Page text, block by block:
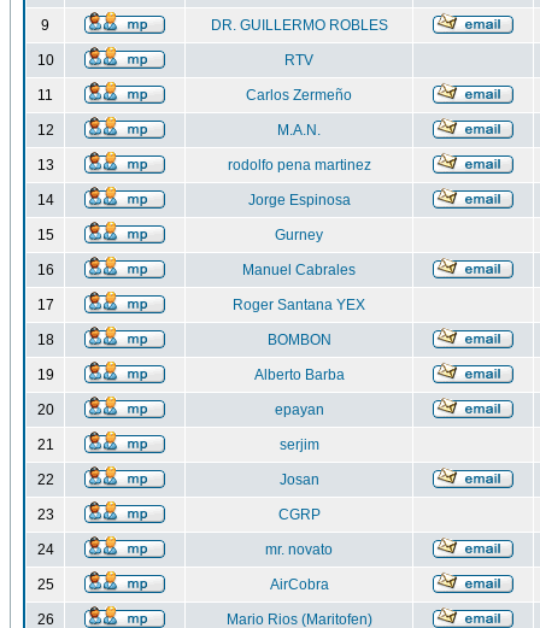
9 DR. GUILLERMO ROBLES
10 RTV
11 Carlos Zermeño
12 M.A.N.
13 rodolfo pena martinez
14 Jorge Espinosa
15 Gurney
16 Manuel Cabrales
17 Roger Santana YEX
18 BOMBON
19 Alberto Barba
20 epayan
21 serjim
22 Josan
23 CGRP
24 mr. novato
25 AirCobra
26 Mario Rios (Maritofen)